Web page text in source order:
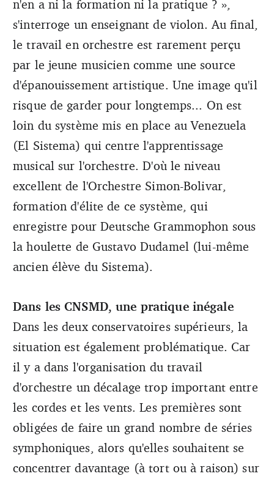
n'en a ni la formation ni la pratique ? »,
s'interroge un enseignant de violon. Au final,
le travail en orchestre est rarement perçu
par le jeune musicien comme une source
d'épanouissement artistique. Une image qu'il
risque de garder pour longtemps... On est
loin du système mis en place au Venezuela
(El Sistema) qui centre l'apprentissage
musical sur l'orchestre. D'où le niveau
excellent de l'Orchestre Simon-Bolivar,
formation d'élite de ce système, qui
enregistre pour Deutsche Grammophon sous
la houlette de Gustavo Dudamel (lui-même
ancien élève du Sistema).
Dans les CNSMD, une pratique inégale
Dans les deux conservatoires supérieurs, la
situation est également problématique. Car
il y a dans l'organisation du travail
d'orchestre un décalage trop important entre
les cordes et les vents. Les premières sont
obligées de faire un grand nombre de séries
symphoniques, alors qu'elles souhaitent se
concentrer davantage (à tort ou à raison) sur